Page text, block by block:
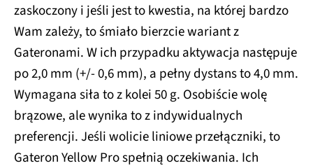
zaskoczony i jeśli jest to kwestia, na której bardzo
Wam zależy, to śmiało bierzcie wariant z
Gateronami. W ich przypadku aktywacja następuje
po 2,0 mm (+/- 0,6 mm), a pełny dystans to 4,0 mm.
Wymagana siła to z kolei 50 g. Osobiście wolę
brązowe, ale wynika to z indywidualnych
preferencji. Jeśli wolicie liniowe przełączniki, to
Gateron Yellow Pro spełnią oczekiwania. Ich